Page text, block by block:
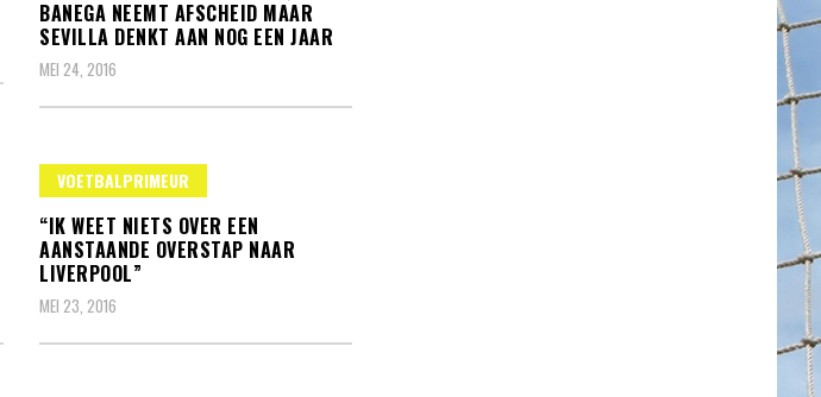
BANEGA NEEMT AFSCHEID MAAR
SEVILLA DENKT AAN NOG EEN JAAR
MEI 24, 2016
VOETBALPRIMEUR
“IK WEET NIETS OVER EEN
AANSTAANDE OVERSTAP NAAR
LIVERPOOL”
MEI 23, 2016